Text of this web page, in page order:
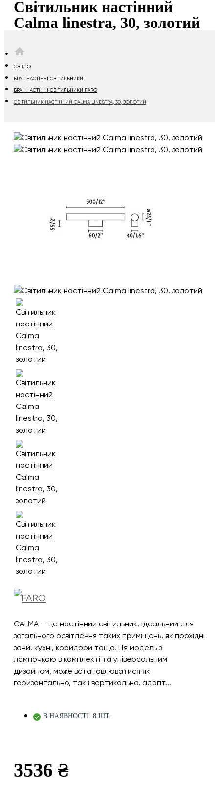
Світильник настінний
Calma linestra, 30, золотий
СВІТЛО
БРА І НАСТІННІ СВІТИЛЬНИКИ
БРА І НАСТІННІ СВІТИЛЬНИКИ FARO
СВІТИЛЬНИК НАСТІННИЙ CALMA LINESTRA, 30, ЗОЛОТИЙ
CALMA — це настінний світильник, ідеальний для
загального освітлення таких приміщень, як прохідні
зони, кухні, коридори тощо. Ця модель з
лампочкою в комплекті та універсальним
дизайном, може встановлюватися як
горизонтально, так і вертикально, адапт...
В НАЯВНОСТІ: 8 ШТ.
3536 ₴